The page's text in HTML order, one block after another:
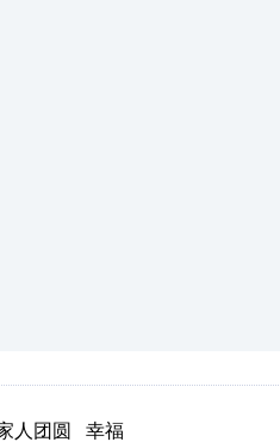
： 家人团圆 幸福